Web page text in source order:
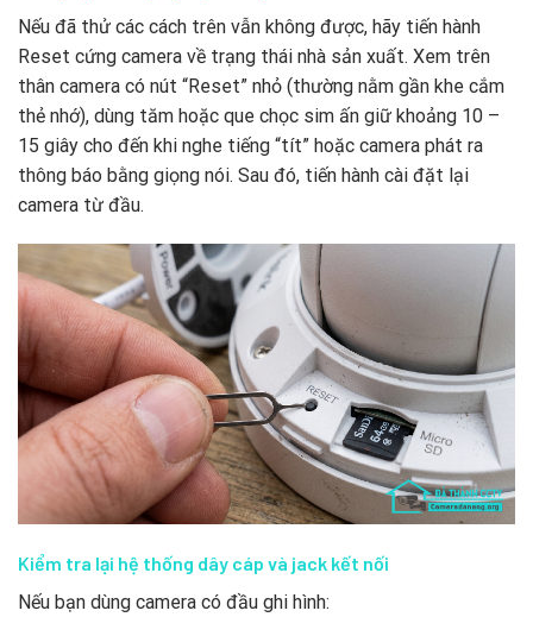
Nếu đã thử các cách trên vẫn không được, hãy tiến hành
Reset cứng camera về trạng thái nhà sản xuất. Xem trên
thân camera có nút “Reset” nhỏ (thường nằm gần khe cắm
thẻ nhớ), dùng tăm hoặc que chọc sim ấn giữ khoảng 10 –
15 giây cho đến khi nghe tiếng “tít” hoặc camera phát ra
thông báo bằng giọng nói. Sau đó, tiến hành cài đặt lại
camera từ đầu.
Kiểm tra lại hệ thống dây cáp và jack kết nối
Nếu bạn dùng camera có đầu ghi hình: